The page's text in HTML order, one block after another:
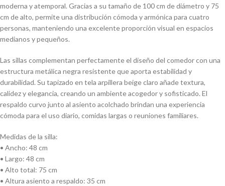
moderna y atemporal. Gracias a su tamaño de 100 cm de diámetro y 75
cm de alto, permite una distribución cómoda y armónica para cuatro
personas, manteniendo una excelente proporción visual en espacios
medianos y pequeños.
Las sillas complementan perfectamente el diseño del comedor con una
estructura metálica negra resistente que aporta estabilidad y
durabilidad. Su tapizado en tela arpillera beige claro añade textura,
calidez y elegancia, creando un ambiente acogedor y sofisticado. El
respaldo curvo junto al asiento acolchado brindan una experiencia
cómoda para el uso diario, comidas largas o reuniones familiares.
Medidas de la silla:
• Ancho: 48 cm
• Largo: 48 cm
• Alto total: 75 cm
• Altura asiento a respaldo: 35 cm